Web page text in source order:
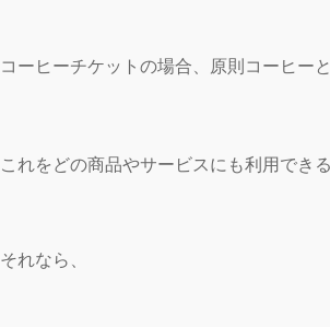
コーヒーチケットの場合、原則コーヒー
これをどの商品やサービスにも利用でき
それなら、